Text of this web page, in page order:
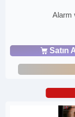
Alarm
Satın